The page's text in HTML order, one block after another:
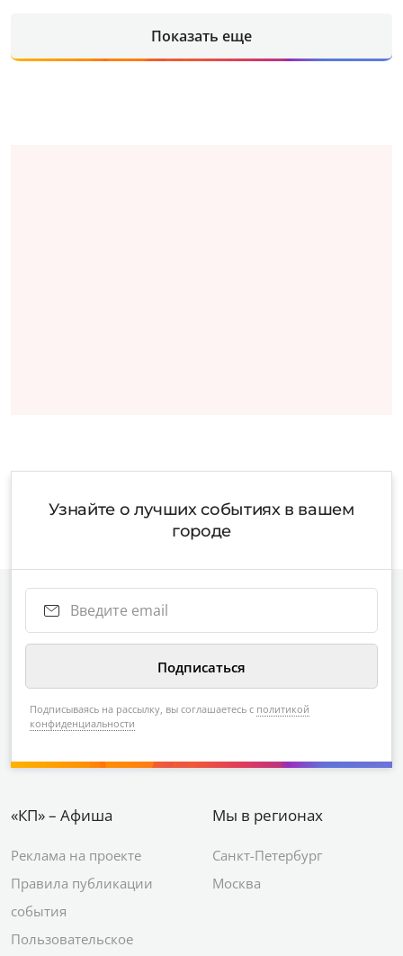
Показать еще
Узнайте о лучших событиях в вашем
городе
Подписываясь на рассылку, вы соглашаетесь с политикой
конфиденциальности
«КП» – Афиша
Реклама на проекте
Правила публикации
события
Пользовательское
Мы в регионах
Санкт-Петербург
Москва